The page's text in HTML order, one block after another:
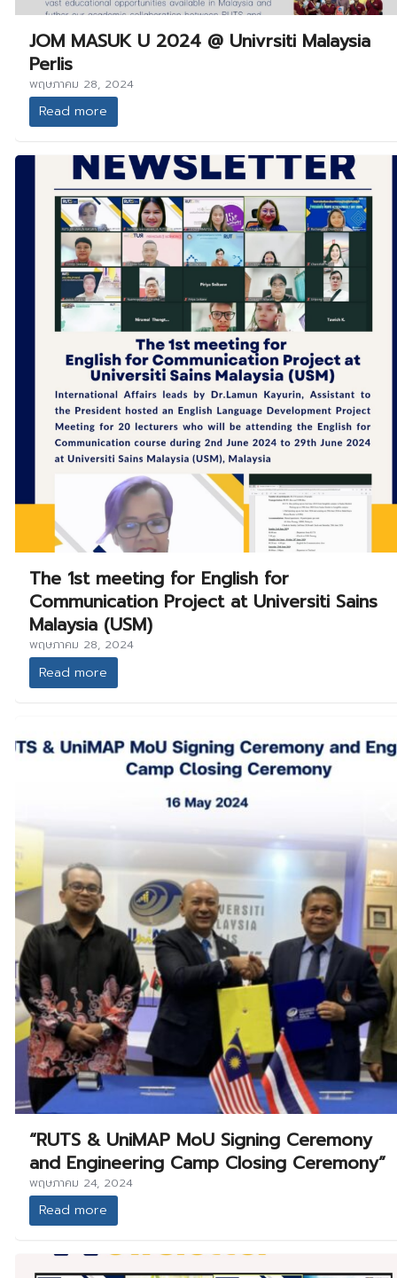
JOM MASUK U 2024 @ Univrsiti Malaysia
Perlis
พฤษภาคม 28, 2024
Read more
The 1st meeting for English for
Communication Project at Universiti Sains
Malaysia (USM)
พฤษภาคม 28, 2024
Read more
“RUTS & UniMAP MoU Signing Ceremony
and Engineering Camp Closing Ceremony”
พฤษภาคม 24, 2024
Read more